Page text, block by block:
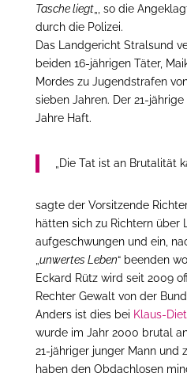
Tasche liegt„, so die
durch die Polizei.
Das Landgericht Stralsund
beiden 16-jährigen Täter,
Mordes zu Jugendstrafen
sieben Jahren. Der 21-
Jahre Haft.
„Die Tat ist an Brutalität
sagte der Vorsitzende
hätten sich zu Richtern über
aufgeschwungen und ein,
unwertes Leben“ beenden
Eckard Rütz wird seit 2009
Rechter Gewalt von der
Anders ist dies bei Klaus-
wurde im Jahr 2000 brutal
21-jähriger junger Mann und
haben den Obdachlosen